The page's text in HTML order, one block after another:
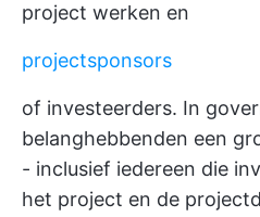
project werken en
projectsponsors
of investeerders. In
belanghebbenden een
- inclusief iedereen die
het project en de